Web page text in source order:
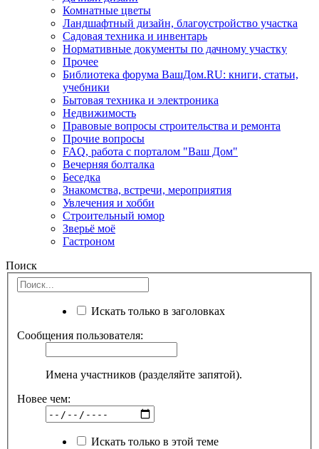
Комнатные цветы
Ландшафтный дизайн, благоустройство участка
Садовая техника и инвентарь
Нормативные документы по дачному участку
Прочее
Библиотека форума ВашДом.RU: книги, статьи,
учебники
Бытовая техника и электроника
Недвижимость
Правовые вопросы строительства и ремонта
Прочие вопросы
FAQ, работа с порталом "Ваш Дом"
Вечерняя болталка
Беседка
Знакомства, встречи, мероприятия
Увлечения и хобби
Строительный юмор
Зверьё моё
Гастроном
Поиск
Искать только в заголовках
Сообщения пользователя:
Имена участников (разделяйте запятой).
Новее чем:
Искать только в этой теме